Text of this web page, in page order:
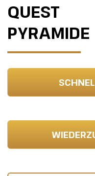
QUEST
PYRAMIDE